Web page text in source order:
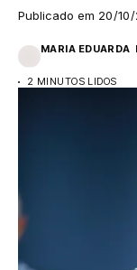
Publicado em 20/
MARIA EDUARDA
2 MINUTOS LIDOS